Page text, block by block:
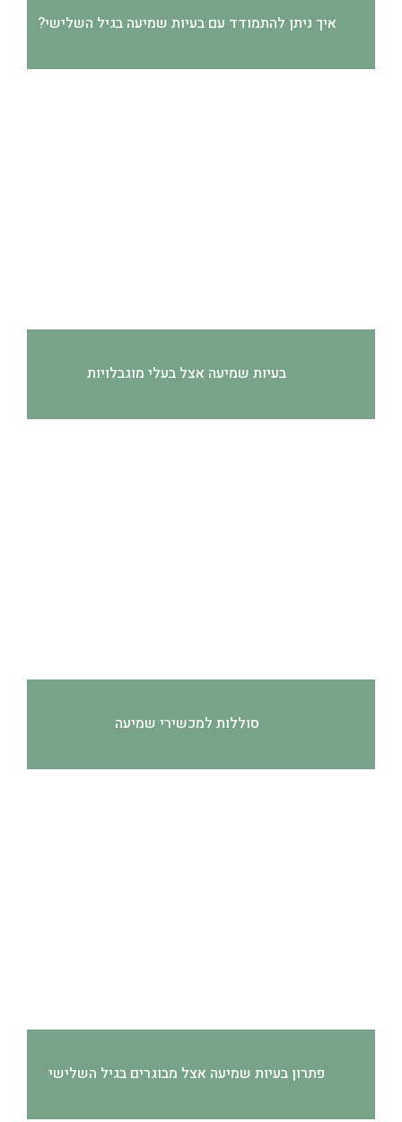
איך ניתן להתמודד עם בעיות שמיעה בגיל השלישי?
בעיות שמיעה אצל בעלי מוגבלויות
סוללות למכשירי שמיעה
פתרון בעיות שמיעה אצל מבוגרים בגיל השלישי